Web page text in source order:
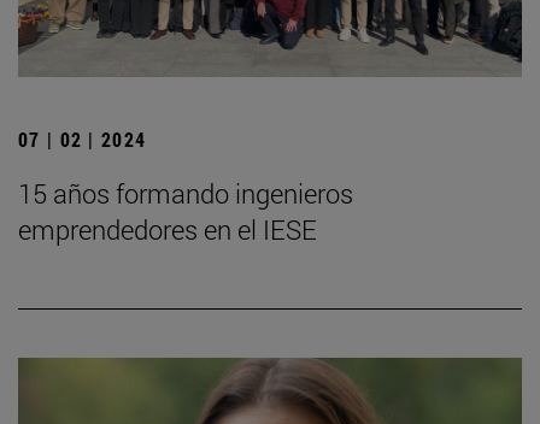
07 | 02 | 2024
15 años formando ingenieros
emprendedores en el IESE